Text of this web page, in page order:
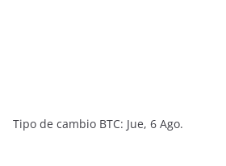
Tipo de cambio BTC: Jue, 6 Ago.